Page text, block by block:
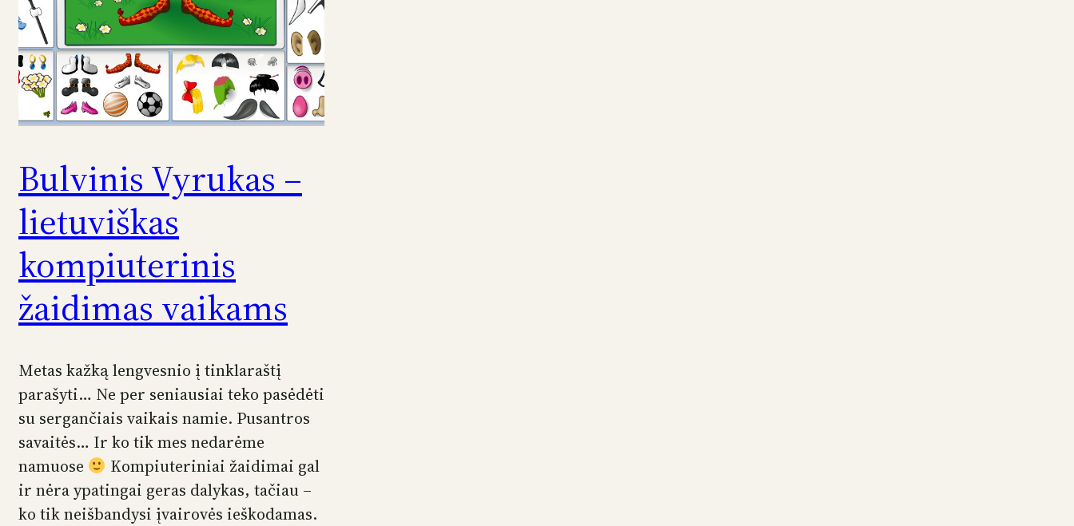
Bulvinis Vyrukas –
lietuviškas
kompiuterinis
žaidimas vaikams
Metas kažką lengvesnio į tinklaraštį
parašyti… Ne per seniausiai teko pasėdėti
su sergančiais vaikais namie. Pusantros
savaitės… Ir ko tik mes nedarėme
namuose
Kompiuteriniai žaidimai gal
ir nėra ypatingai geras dalykas, tačiau –
ko tik neišbandysi įvairovės ieškodamas.